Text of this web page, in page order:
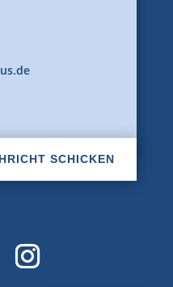
SCHICKEN